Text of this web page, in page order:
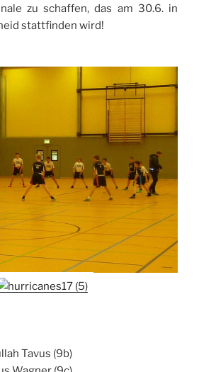
zu schaffen, das am 30.6. in
stattfinden wird!
Tavus (9b)